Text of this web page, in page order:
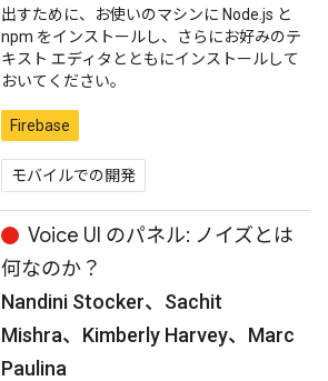
出すために、お使いのマシンに Node.js と
npm をインストールし、さらにお好みのテ
キスト エディタとともにインストールして
おいてください。
Firebase
モバイルでの開発
Voice UI のパネル: ノイズとは
何なのか？
Nandini Stocker、Sachit
Mishra、Kimberly Harvey、Marc
Paulina